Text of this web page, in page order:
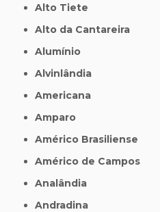
Alto Tiete
Alto da Cantareira
Alumínio
Alvinlândia
Americana
Amparo
Américo Brasiliense
Américo de Campos
Analândia
Andradina